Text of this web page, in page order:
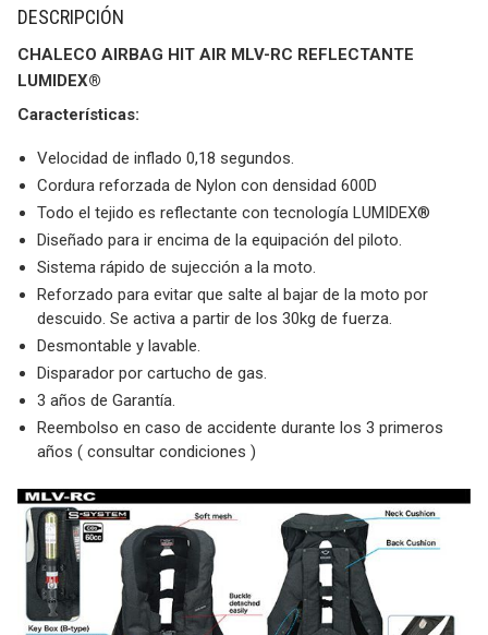
DESCRIPCIÓN
CHALECO AIRBAG HIT AIR MLV-RC REFLECTANTE
LUMIDEX®
Características:
Velocidad de inflado 0,18 segundos.
Cordura reforzada de Nylon con densidad 600D
Todo el tejido es reflectante con tecnología LUMIDEX®
Diseñado para ir encima de la equipación del piloto.
Sistema rápido de sujección a la moto.
Reforzado para evitar que salte al bajar de la moto por
descuido. Se activa a partir de los 30kg de fuerza.
Desmontable y lavable.
Disparador por cartucho de gas.
3 años de Garantía.
Reembolso en caso de accidente durante los 3 primeros
años ( consultar condiciones )